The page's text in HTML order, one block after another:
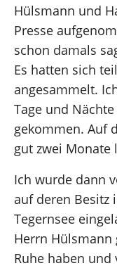
Hülsmann und
Presse
schon damals
Es hatten sich
angesammelt.
Tage und
gekommen. Auf
gut zwei Monate
Ich wurde dann
auf deren Besitz
Tegernsee
Herrn Hülsmann
Ruhe haben